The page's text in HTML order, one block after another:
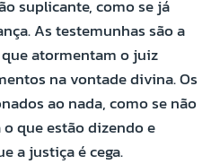
suplicante, como se já
As testemunhas são a
atormentam o juiz
na vontade divina. Os
ao nada, como se não
que estão dizendo e
a justiça é cega.